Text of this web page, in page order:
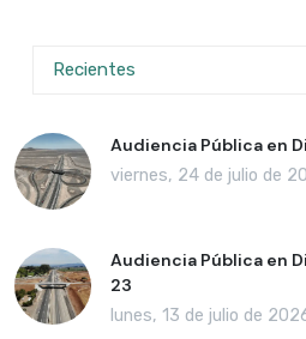
Recientes
Audiencia Pública en
viernes, 24 de julio de
Audiencia Pública en
23
lunes, 13 de julio de